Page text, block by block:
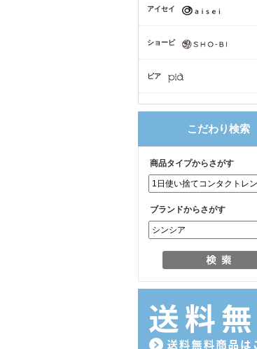
アイセイ
ショービ
ピア
こだわり検索
商品タイプからさがす
ブランドからさがす